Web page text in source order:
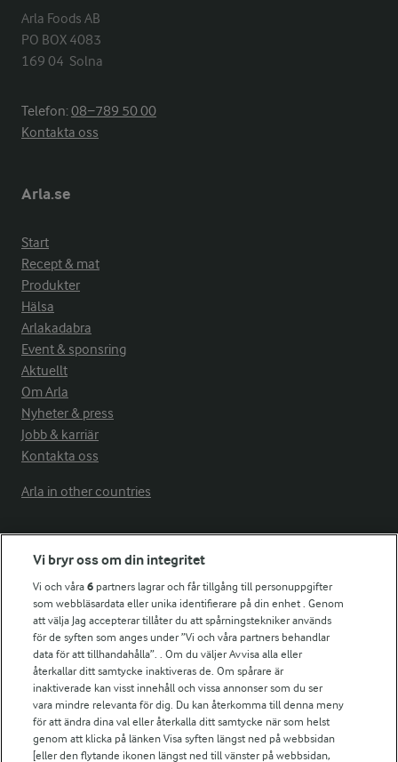
Arla Foods AB
PO BOX 4083
169 04  Solna
Telefon:08−789 50 00
Kontakta oss
Arla.se
Start
Recept & mat
Produkter
Hälsa
Arlakadabra
Event & sponsring
Aktuellt
Om Arla
Nyheter & press
Jobb & karriär
Kontakta oss
Arla in other countries
Fler Arlasajter
För ägare
Arlas kundportal
Arla.com
Falbygdens Ost
Arla webbshop
Bildbank
Vi bryr oss om din integritet
Vi och våra6 partners lagrar och får tillgång till personuppgifter
som webbläsardata eller unika identifierare på din enhet . Genom
att välja Jag accepterar tillåter du att spårningstekniker används
för de syften som anges under ”Vi och våra partners behandlar
data för att tillhandahålla”. . Om du väljer Avvisa alla eller
återkallar ditt samtycke inaktiveras de. Om spårare är
inaktiverade kan visst innehåll och vissa annonser som du ser
vara mindre relevanta för dig. Du kan återkomma till denna meny
för att ändra dina val eller återkalla ditt samtycke när som helst
genom att klicka på länken Visa syften längst ned på webbsidan
[eller den flytande ikonen längst ned till vänster på webbsidan,